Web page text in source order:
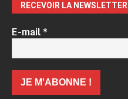
RECEVOIR LA NEWSLETTER
E-mail*